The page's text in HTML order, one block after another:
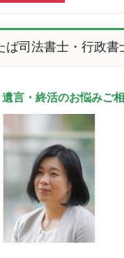
ば司法書士・行政書
言・終活のお悩みご